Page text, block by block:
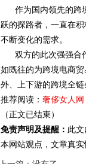
作为国内领先的跨
跃的探路者，一直在
不断变化的需求。
双方的此次强强合
如既往的为跨境电商
外、上下游的跨境全
推荐阅读： 奢侈女人网
（正文已结束）
免责声明及提醒： 此
本网站观点，文章真